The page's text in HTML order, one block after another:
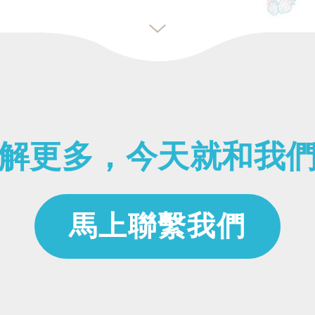
更多，今天就和我
馬上聯繫我們